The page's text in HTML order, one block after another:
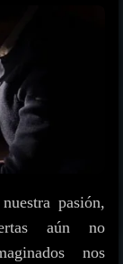
pasión,
aún no
nos